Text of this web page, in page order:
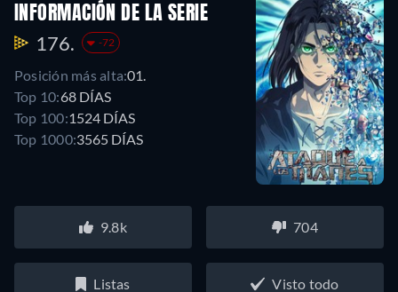
INFORMACIÓN DE LA SERIE
176. -72
Posición más alta:01.
Top 10:68 DÍAS
Top 100:1524 DÍAS
Top 1000:3565 DÍAS
9.8k 704
Listas Visto todo